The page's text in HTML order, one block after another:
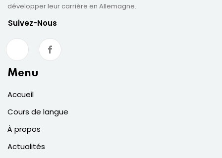
développer leur carrière en Allemagne.
Suivez-Nous
Menu
Accueil
Cours de langue
À propos
Actualités